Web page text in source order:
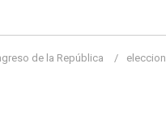
de la República